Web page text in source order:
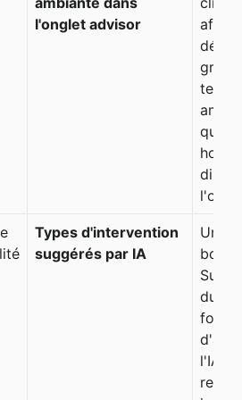
l'onglet advisor
Types d'intervention
suggérés par IA
Un
du
l'IA